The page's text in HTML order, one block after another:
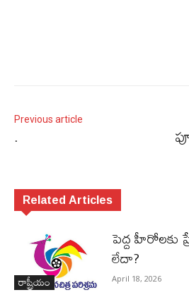
Previous article
.
Related Articles
రాష్ట్రీయం
పెద్ద హీరోల‌కు
లేదా?
April 18, 2026